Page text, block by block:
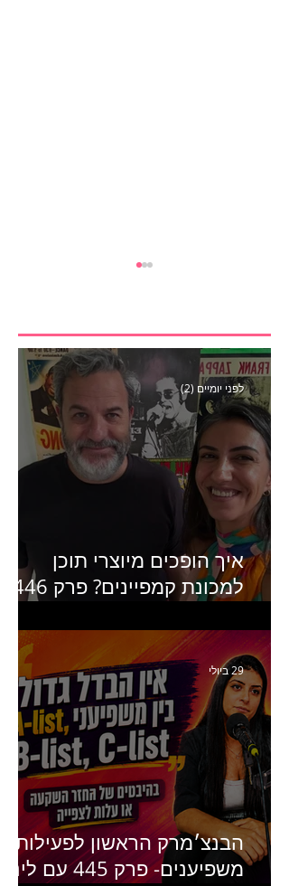
הבנצ׳מרק הראשון
לפעילות משפיענים- פרק
445 עם לינוי יחזקאל אלבו
מנכ״לית Humanz ישראל
איך הופכים מיוצרי תוכן
למכונת קמפיינים? פרק 446
ומנהלת לשעבר של קהילת
היוצרים של טיקטוק
לפני יומיים (2)
הבנצ׳מרק הראשון לפעילות
משפיענים- פרק 445 עם לינוי
29 ביולי